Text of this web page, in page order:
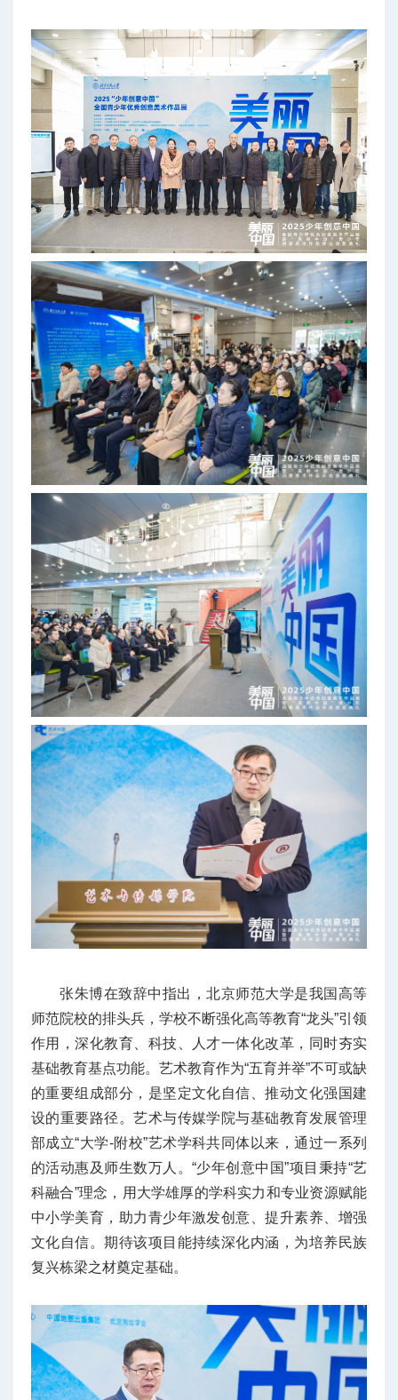
张朱博在致辞中指出，北京师范大学是我国高等
师范院校的排头兵，学校不断强化高等教育“龙头”引领
作用，深化教育、科技、人才一体化改革，同时夯实
基础教育基点功能。艺术教育作为“五育并举”不可或缺
的重要组成部分，是坚定文化自信、推动文化强国建
设的重要路径。艺术与传媒学院与基础教育发展管理
部成立“大学-附校”艺术学科共同体以来，通过一系列
的活动惠及师生数万人。“少年创意中国”项目秉持“艺
科融合”理念，用大学雄厚的学科实力和专业资源赋能
中小学美育，助力青少年激发创意、提升素养、增强
文化自信。期待该项目能持续深化内涵，为培养民族
复兴栋梁之材奠定基础。